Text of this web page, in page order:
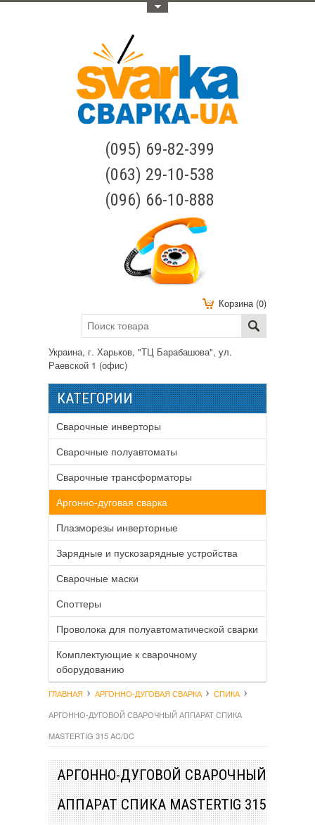
(095) 69-82-399
(063) 29-10-538
(096) 66-10-888
Корзина (0)
Украина, г. Харьков, "ТЦ Барабашова", ул.
Раевской 1 (офис)
КАТЕГОРИИ
Сварочные инверторы
Сварочные полуавтоматы
Сварочные трансформаторы
Аргонно-дуговая сварка
Плазморезы инверторные
Зарядные и пускозарядные устройства
Сварочные маски
Споттеры
Проволока для полуавтоматической сварки
Комплектующие к сварочному
оборудованию
ГЛАВНАЯ АРГОННО-ДУГОВАЯ СВАРКА
СПИКА
АРГОННО-ДУГОВОЙ СВАРОЧНЫЙ АППАРАТ СПИКА
MASTERTIG 315 AC/DC
АРГОННО-ДУГОВОЙ СВАРОЧНЫЙ
АППАРАТ СПИКА MASTERTIG 315